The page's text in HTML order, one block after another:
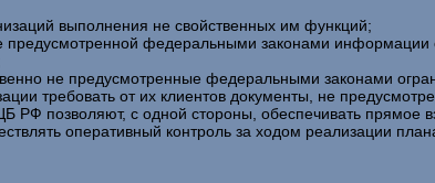
выполнения не свойственных им функций;
предусмотренной федеральными законами информации
не предусмотренные федеральными законами
требовать от их клиентов документы, не
РФ позволяют, с одной стороны, обеспечивать прямое
оперативный контроль за ходом реализации